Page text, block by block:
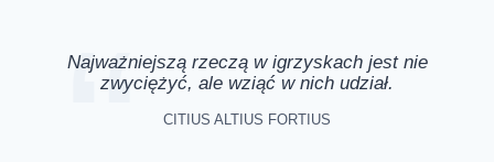
Najważniejszą rzeczą w igrzyskach jest nie
zwyciężyć, ale wziąć w nich udział.
CITIUS ALTIUS FORTIUS